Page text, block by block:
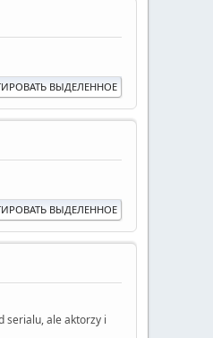
ВЫДЕЛЕННОЕ
ВЫДЕЛЕННОЕ
serialu, ale aktorzy i